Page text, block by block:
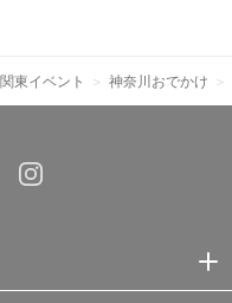
関東イベント 神奈川おでかけ